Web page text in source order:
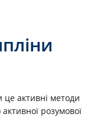
це активнi методи
розумової